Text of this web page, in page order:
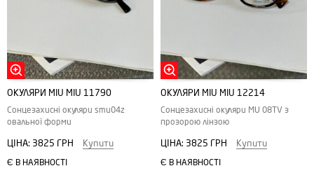
ОКУЛЯРИ MIU MIU 11790
Сонцезахисні окуляри smu04z
овальної форми
ЦІНА: 3825 ГРН Купити
Є В НАЯВНОСТІ
ОКУЛЯРИ MIU MIU 12214
Сонцезахисні окуляри MU 08TV з
прозорою лінзою
ЦІНА: 3825 ГРН Купити
Є В НАЯВНОСТІ